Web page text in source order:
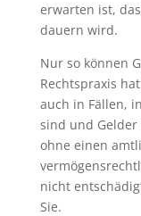
erwarten ist,
dauern wird.
Nur so können
Rechtspraxis
auch in Fällen,
sind und
ohne einen
nicht
Sie.